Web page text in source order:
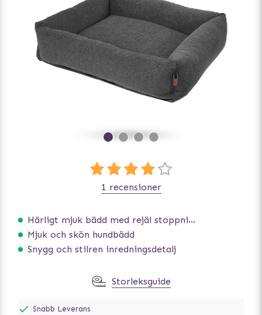
Härligt mjuk bädd med rejäl stoppning som håller formen
Mjuk och skön hundbädd
Snygg och stilren inredningsdetalj
1 recensioner
Storleksguide
Snabb Leverans